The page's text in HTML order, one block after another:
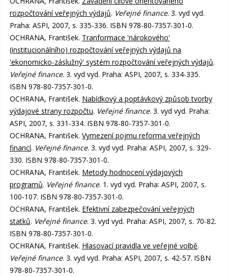
rozpočtování veřejných výdajů. Veřejné finance. 3. vyd vyd.
Praha: ASPI, 2007, s. 335-336. ISBN 978-80-7357-301-0.
OCHRANA, František. Tranformace 'nárokového'
(institucionálního) rozpočtování veřejných výdajů na
'ekonomicko-záslužný' systém rozpočtování veřejných výdajů.
Veřejné finance. 3. vyd vyd. Praha: ASPI, 2007, s. 334-335.
ISBN 978-80-7357-301-0.
OCHRANA, František. Nabídkový a poptávkový způsob tvorby
výdajové strany rozpočtu. Veřejné finance. 3. vyd vyd. Praha:
ASPI, 2007, s. 331-334. ISBN 978-80-7357-301-0.
OCHRANA, František. Vymezení pojmu reforma veřejných
financí. Veřejné finance. 3. vyd vyd. Praha: ASPI, 2007, s. 329-
330. ISBN 978-80-7357-301-0.
OCHRANA, František. Metody hodnocení výdajových
programů. Veřejné finance. 1. vyd vyd. Praha: ASPI, 2007, s.
100-107. ISBN 978-80-7357-301-0.
OCHRANA, František. Efektivní zabezpečování veřejných
statků. Veřejné finance. 3. vyd vyd. Praha: ASPI, 2007, s. 70-82.
ISBN 978-80-7357-301-0.
OCHRANA, František. Hlasovací pravidla ve veřejné volbě.
Veřejné finance. 3. vyd vyd. Praha: ASPI, 2007, s. 42-57. ISBN
978-80-7357-301-0.